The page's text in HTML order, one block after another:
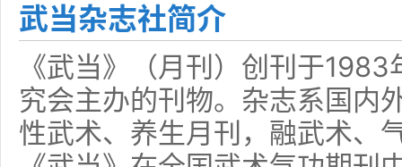
武当杂志社简介
《武当》（月刊）创刊于
究会主办的刊物。杂志系国内
性武术、养生月刊，融武术、